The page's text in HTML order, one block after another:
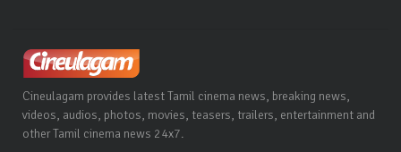
Cineulagam provides latest Tamil cinema news, breaking news,
videos, audios, photos, movies, teasers, trailers, entertainment and
other Tamil cinema news 24x7.